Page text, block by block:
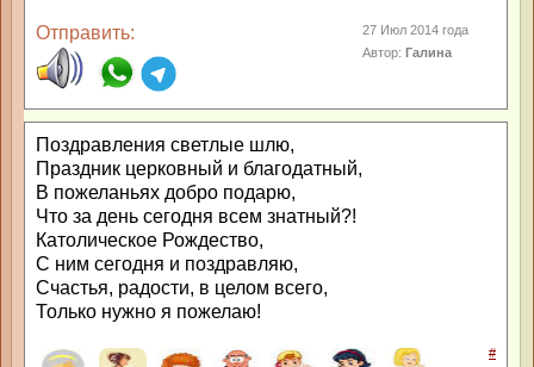
Отправить:
27 Июл 2014 года
Автор:Галина
Поздравления светлые шлю,
Праздник церковный и благодатный,
В пожеланьях добро подарю,
Что за день сегодня всем знатный?!
Католическое Рождество,
С ним сегодня и поздравляю,
Счастья, радости, в целом всего,
Только нужно я пожелаю!
#